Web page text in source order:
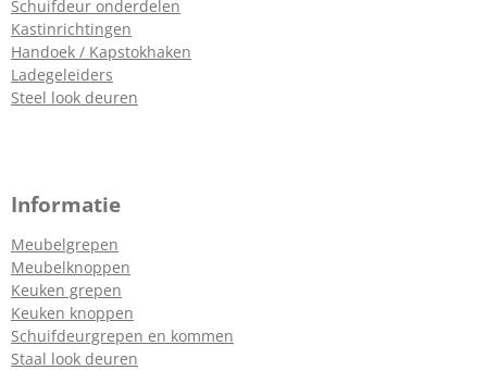
Schuifdeur onderdelen
Kastinrichtingen
Handoek / Kapstokhaken
Ladegeleiders
Steel look deuren
Informatie
Meubelgrepen
Meubelknoppen
Keuken grepen
Keuken knoppen
Schuifdeurgrepen en kommen
Staal look deuren